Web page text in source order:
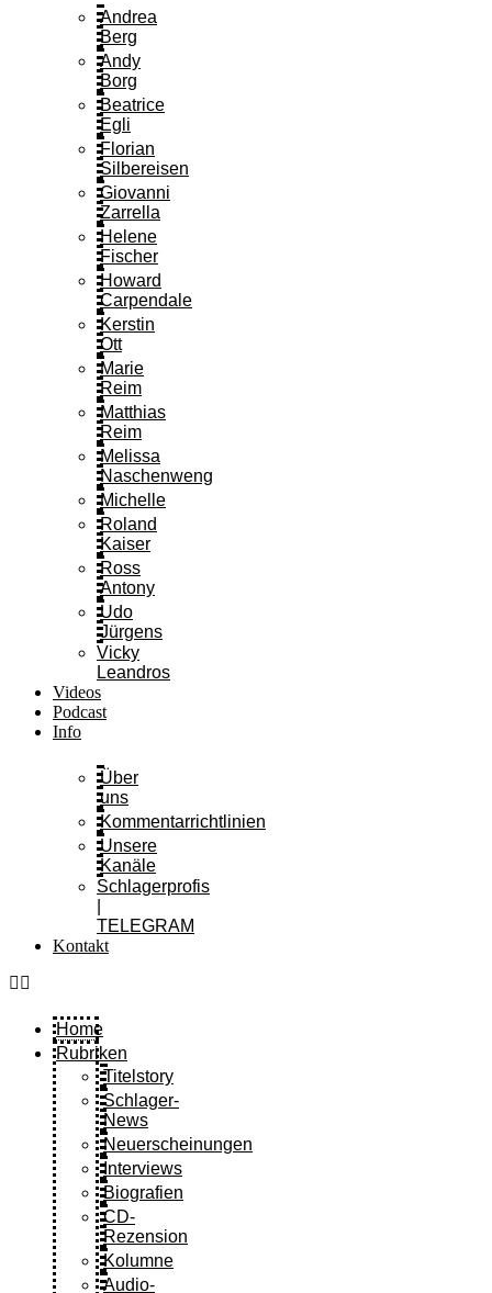
Andrea
Berg
Andy
Borg
Beatrice
Egli
Florian
Silbereisen
Giovanni
Zarrella
Helene
Fischer
Howard
Carpendale
Kerstin
Ott
Marie
Reim
Matthias
Reim
Melissa
Naschenweng
Michelle
Roland
Kaiser
Ross
Antony
Udo
Jürgens
Vicky
Leandros
Videos
Podcast
Info
Über
uns
Kommentarrichtlinien
Unsere
Kanäle
Schlagerprofis
TELEGRAM
Kontakt
Home
Rubriken
Titelstory
Schlager-
News
Neuerscheinungen
Interviews
Biografien
CD-
Rezension
Kolumne
Audio-